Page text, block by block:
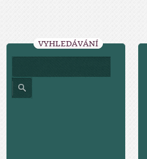
VYHLEDÁVÁNÍ